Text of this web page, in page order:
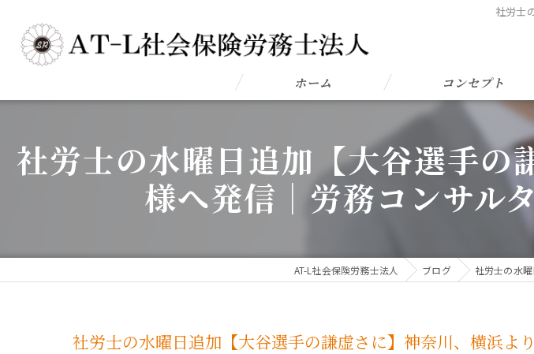
社労士
ホーム コンセプト
社労士の水曜日追加【大谷選手の
様へ発信｜労務コンサ
AT-L社会保険労務士法人 ブログ 社労士の水
社労士の水曜日追加【大谷選手の謙虚さに】神奈川、横浜